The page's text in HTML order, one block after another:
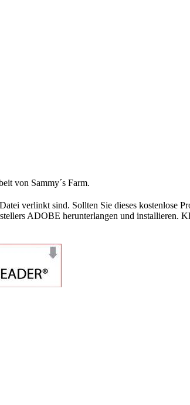
von Sammy´s Farm.
verlinkt sind. Sollten Sie dieses kostenlose
ADOBE herunterlangen und installieren.